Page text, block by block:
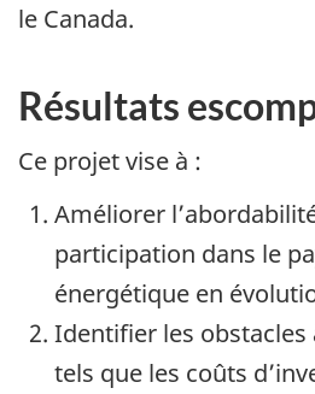
le Canada.
Résultats
Ce projet vise à :
Améliorer
participation dans le
énergétique en
Identifier les obstacles
tels que les coûts